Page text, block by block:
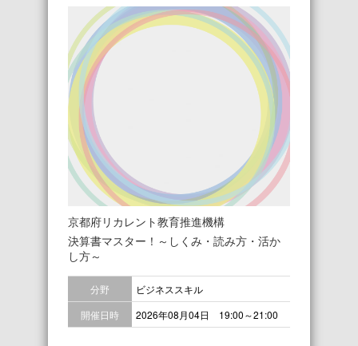
京都府リカレント教育推進機構
決算書マスター！～しくみ・読み方・活か
し方～
分野
ビジネススキル
開催日時
2026年08月04日 19:00～21:00